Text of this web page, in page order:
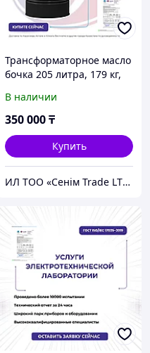
Трансформаторное масло
бочка 205 литра, 179 кг,
В наличии
350 000₸
Купить
ИЛ ТОО «Сенiм Trade LTD»